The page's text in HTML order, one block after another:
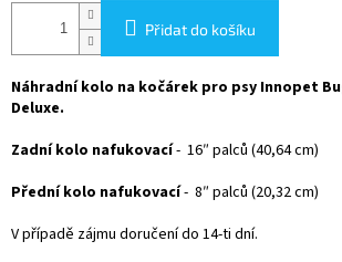
Přidat do košíku
Náhradní kolo na kočárek pro psy Innopet
Deluxe.
Zadní kolo nafukovací- 16″ palců (40,64 cm)
Přední kolo nafukovací- 8″ palců (20,32 cm)
V případě zájmu doručení do 14-ti dní.